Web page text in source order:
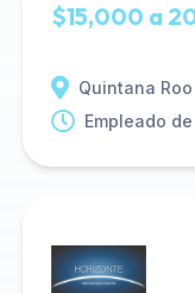
$15,000 a
Quintana Roo
Empleado